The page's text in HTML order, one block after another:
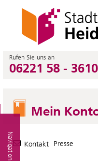
Rufen Sie uns an
06221 58 -
Mein
Kontakt Presse
Navigation